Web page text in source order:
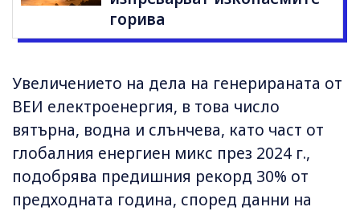
горива
Увеличението на дела на генерираната от
ВЕИ електроенергия, в това число
вятърна, водна и слънчева, като част от
глобалния енергиен микс през 2024 г.,
подобрява предишния рекорд 30% от
предходната година, според данни на